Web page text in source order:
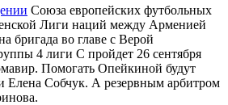
Союза европейских футбольных
Лиги наций между Арменией
бригада во главе с Верой
4 лиги C пройдет 26 сентября
Помогать Опейкиной будут
Елена Собчук. А резервным арбитром